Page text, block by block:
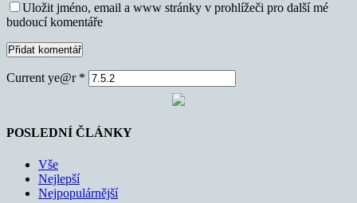
Uložit jméno, email a www stránky v prohlížeči pro další mé
budoucí komentáře
Current ye@r *
POSLEDNÍ ČLÁNKY
Vše
Nejlepší
Nejpopulárnější